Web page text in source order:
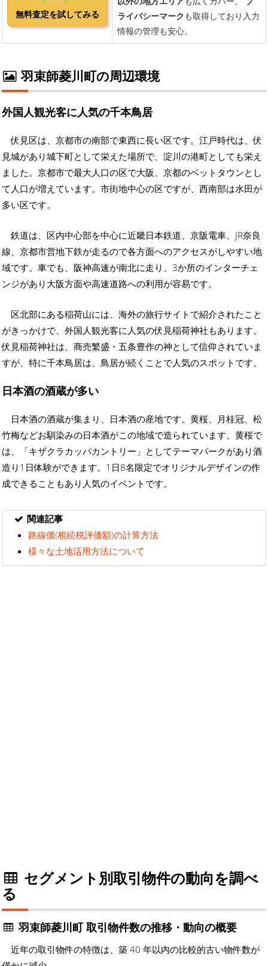
羽束師菱川町の周辺環境
外国人観光客に人気の千本鳥居
伏見区は、京都市の南部で東西に長い区です。江戸時代は、伏
見城があり城下町として栄えた場所で、淀川の港町としても栄え
ました。京都市で最大人口の区で大阪、京都のベットタウンとし
て人口が増えています。市街地中心の区ですが、西南部は水田が
多い区です。
鉄道は、区内中心部を中心に近畿日本鉄道、京阪電車、JR奈良
線、京都市営地下鉄が走るので各方面へのアクセスがしやすい地
域です。車でも、阪神高速が南北に走り、3か所のインターチェ
ンジがあり大阪方面や高速道路への利用が容易です。
区北部にある稲荷山には、海外の旅行サイトで紹介されたこと
がきっかけで、外国人観光客に人気の伏見稲荷神社もあります。
伏見稲荷神社は、商売繁盛・五条豊作の神として信仰されていま
すが、特に千本鳥居は、鳥居が続くことで人気のスポットです。
日本酒の酒蔵が多い
日本酒の酒蔵が集まり、日本酒の産地です。黄桜、月桂冠、松
竹梅などお馴染みの日本酒がこの地域で造られています。黄桜で
は、「キザクラカッパカントリー」としてテーマパークがあり酒
造り1日体験ができます。1日8名限定でオリジナルデザインの作
成できることもあり人気のイベントです。
関連記事
路線価(相続税評価額)の計算方法
様々な土地活用方法について
セグメント別取引物件の動向を調べ
る
羽束師菱川町 取引物件数の推移・動向の概要
近年の取引物件の特徴は、築 40 年以内の比較的古い物件数が